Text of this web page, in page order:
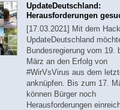
UpdateDeutschland:
Herausforderungen
[17.03.2021] Mit dem
UpdateDeutschland
Bundesregierung vom 19.
März an den Erfolg von
#WirVsVirus aus dem
anknüpfen. Bis zum 17.
können Bürger noch
Herausforderungen